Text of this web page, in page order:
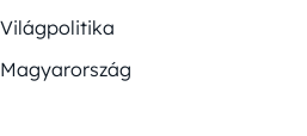
Világpolitika
Magyarország